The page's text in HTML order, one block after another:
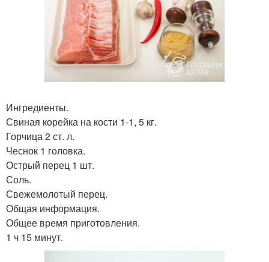
Ингредиенты.
Свиная корейка на кости 1-1, 5 кг.
Горчица 2 ст. л.
Чеснок 1 головка.
Острый перец 1 шт.
Соль.
Свежемолотый перец.
Общая информация.
Общее время приготовления.
1 ч 15 минут.